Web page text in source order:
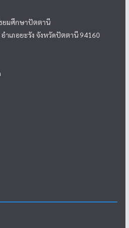
ยมศึกษาปัตตานี
เภอยะรัง จังหวัดปัตตานี 94160